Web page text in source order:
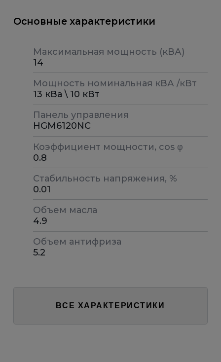
Основные характеристики
Максимальная мощность (кВА)
14
Мощность номинальная кВА /кВт
13 кВа \ 10 кВт
Панель управления
HGM6120NC
Коэффициент мощности, cos φ
0.8
Стабильность напряжения, %
0.01
Объем масла
4.9
Объем антифриза
5.2
ВСЕ ХАРАКТЕРИСТИКИ